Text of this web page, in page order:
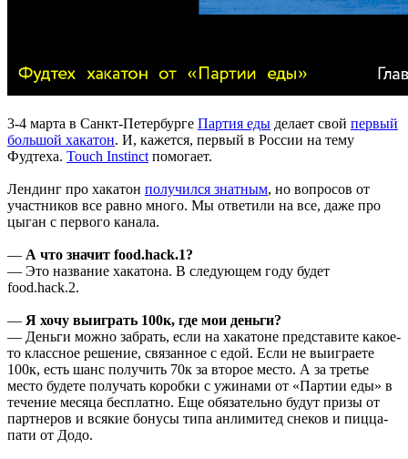
3-4 марта в Санкт-Петербурге Партия еды делает свой первый
большой хакатон. И, кажется, первый в России на тему
Фудтеха. Touch Instinct помогает.
Лендинг про хакатон получился знатным, но вопросов от
участников все равно много. Мы ответили на все, даже про
цыган с первого канала.
— А что значит food.hack.1?
— Это название хакатона. В следующем году будет
food.hack.2.
— Я хочу выиграть 100к, где мои деньги?
— Деньги можно забрать, если на хакатоне представите какое-
то классное решение, связанное с едой. Если не выиграете
100к, есть шанс получить 70к за второе место. А за третье
место будете получать коробки с ужинами от «Партии еды» в
течение месяца бесплатно. Еще обязательно будут призы от
партнеров и всякие бонусы типа анлимитед снеков и пицца-
пати от Додо.